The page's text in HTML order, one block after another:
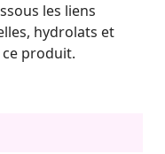
les liens
hydrolats et
produit.